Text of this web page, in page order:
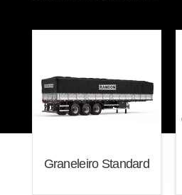
Aparelho de Levantamento
Graneleiro Standard